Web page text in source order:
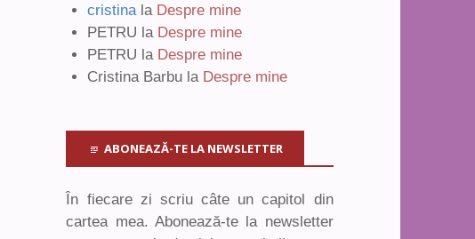
cristina la Despre mine
PETRU la Despre mine
PETRU la Despre mine
Cristina Barbu la Despre mine
ABONEAZĂ-TE LA NEWSLETTER
În fiecare zi scriu câte un capitol din
cartea mea. Abonează-te la newsletter